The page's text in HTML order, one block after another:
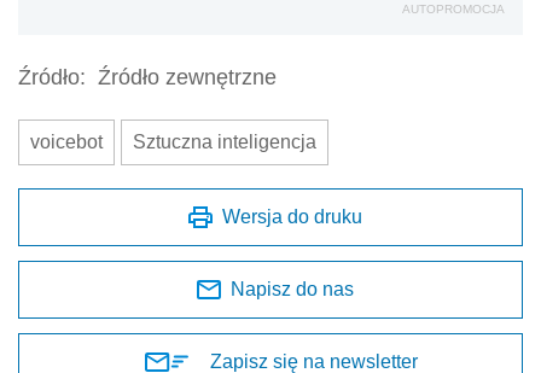
AUTOPROMOCJA
Źródło: Źródło zewnętrzne
voicebot Sztuczna inteligencja
Wersja do druku
Napisz do nas
Zapisz się na newsletter